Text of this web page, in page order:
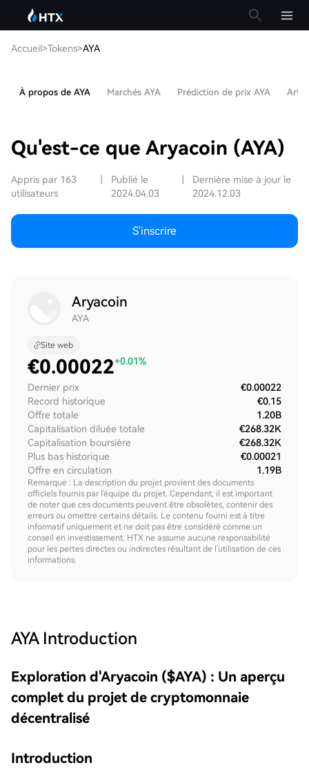
Accueil>Tokens>AYA
À propos de AYA Marchés AYA Prédiction de prix AYA
Qu'est-ce que Aryacoin (AYA)
Appris par 163
utilisateurs
Publié le
2024.04.03
Dernière mise à jour le
2024.12.03
S'inscrire
Aryacoin
AYA
Site web
€0.00022+0.01%
Dernier prix
€0.00022
Record historique
€0.15
Offre totale
1.20B
Capitalisation diluée totale
€268.32K
Capitalisation boursière
€268.32K
Plus bas historique
€0.00021
Offre en circulation
1.19B
Remarque : La description du projet provient des documents
officiels fournis par l'équipe du projet. Cependant, il est important
de noter que ces documents peuvent être obsolètes, contenir des
erreurs ou omettre certains détails. Le contenu fourni est à titre
informatif uniquement et ne doit pas être considéré comme un
conseil en investissement. HTX ne assume aucune responsabilité
pour les pertes directes ou indirectes résultant de l'utilisation de ces
informations.
AYA Introduction
Exploration d'Aryacoin ($AYA) : Un aperçu
complet du projet de cryptomonnaie
décentralisé
Introduction